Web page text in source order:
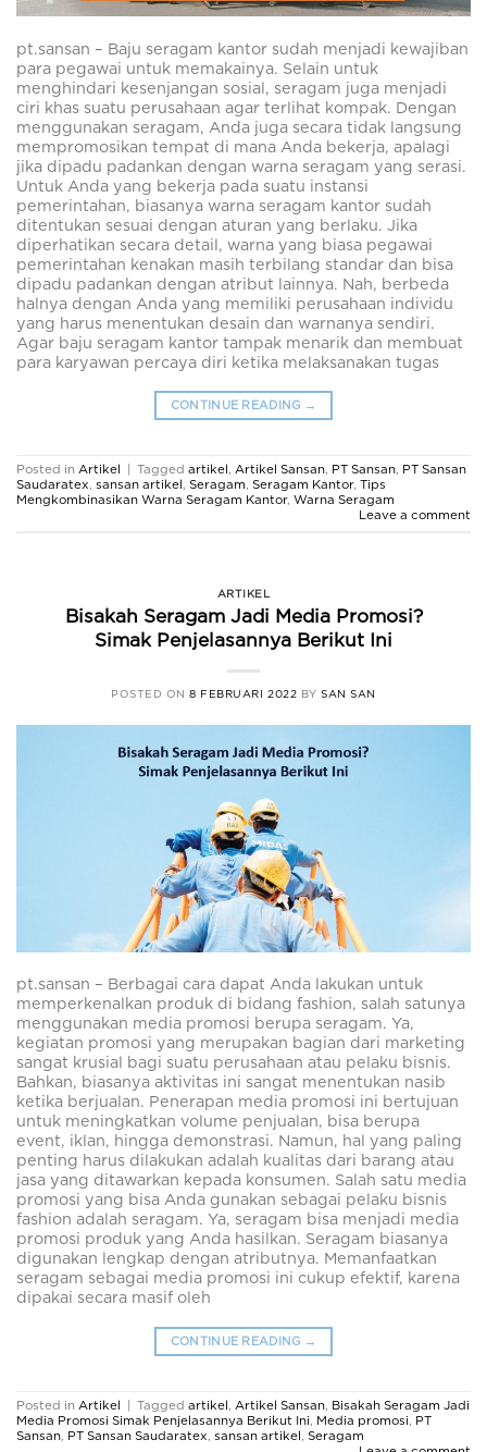
pt.sansan – Baju seragam kantor sudah menjadi kewajiban
para pegawai untuk memakainya. Selain untuk
menghindari kesenjangan sosial, seragam juga menjadi
ciri khas suatu perusahaan agar terlihat kompak. Dengan
menggunakan seragam, Anda juga secara tidak langsung
mempromosikan tempat di mana Anda bekerja, apalagi
jika dipadu padankan dengan warna seragam yang serasi.
Untuk Anda yang bekerja pada suatu instansi
pemerintahan, biasanya warna seragam kantor sudah
ditentukan sesuai dengan aturan yang berlaku. Jika
diperhatikan secara detail, warna yang biasa pegawai
pemerintahan kenakan masih terbilang standar dan bisa
dipadu padankan dengan atribut lainnya. Nah, berbeda
halnya dengan Anda yang memiliki perusahaan individu
yang harus menentukan desain dan warnanya sendiri.
Agar baju seragam kantor tampak menarik dan membuat
para karyawan percaya diri ketika melaksanakan tugas
CONTINUE READING →
Posted in Artikel Tagged artikel , Artikel Sansan, PT Sansan, PT Sansan
Saudaratex, sansan artikel , Seragam, Seragam Kantor, Tips
Mengkombinasikan Warna Seragam Kantor, Warna Seragam
Leave a comment
ARTIKEL
Bisakah Seragam Jadi Media Promosi?
Simak Penjelasannya Berikut Ini
POSTED ON8 FEBRUARI 2022 BYSAN SAN
pt.sansan – Berbagai cara dapat Anda lakukan untuk
memperkenalkan produk di bidang fashion, salah satunya
menggunakan media promosi berupa seragam. Ya,
kegiatan promosi yang merupakan bagian dari marketing
sangat krusial bagi suatu perusahaan atau pelaku bisnis.
Bahkan, biasanya aktivitas ini sangat menentukan nasib
ketika berjualan. Penerapan media promosi ini bertujuan
untuk meningkatkan volume penjualan, bisa berupa
event, iklan, hingga demonstrasi. Namun, hal yang paling
penting harus dilakukan adalah kualitas dari barang atau
jasa yang ditawarkan kepada konsumen. Salah satu media
promosi yang bisa Anda gunakan sebagai pelaku bisnis
fashion adalah seragam. Ya, seragam bisa menjadi media
promosi produk yang Anda hasilkan. Seragam biasanya
digunakan lengkap dengan atributnya. Memanfaatkan
seragam sebagai media promosi ini cukup efektif, karena
dipakai secara masif oleh
CONTINUE READING →
Posted in Artikel Tagged artikel , Artikel Sansan, Bisakah Seragam Jadi
Media Promosi Simak Penjelasannya Berikut Ini, Media promosi, PT
Sansan, PT Sansan Saudaratex, sansan artikel , Seragam